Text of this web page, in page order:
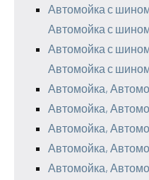
Автомойка с
Автомойка с
Автомойка с
Автомойка с
Автомойка,
Автомойка,
Автомойка,
Автомойка,
Автомойка,